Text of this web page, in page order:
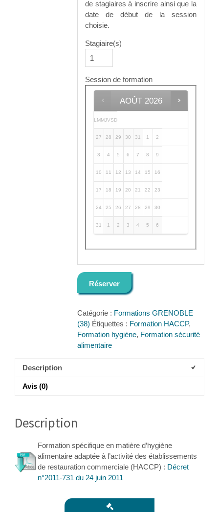
de stagiaires à inscrire ainsi que la
date de début de la session
choisie.
Stagiaire(s)
Session de formation
AOÛT 2026
L MMJVSD
27 28 29 30 31 1 2
3 4 5 6 7 8 9
10 11 12 13 14 15 16
17 18 19 20 21 22 23
24 25 26 27 28 29 30
31 1 2 3 4 5 6
Réserver
Catégorie : Formations GRENOBLE
(38) Étiquettes : Formation HACCP,
Formation hygiène, Formation sécurité
alimentaire
Description
Avis (0)
Description
Formation spécifique en matière d’hygiène
alimentaire adaptée à l’activité des établissements
de restauration commerciale (HACCP) : Décret
n°2011-731 du 24 juin 2011